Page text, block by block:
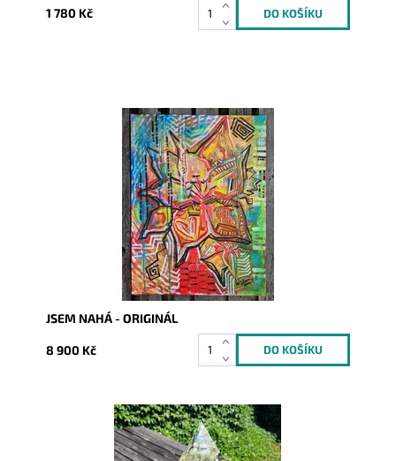
1 780 Kč
Skladem
10282
JSEM NAHÁ - ORIGINÁL
8 900 Kč
Skladem
8761